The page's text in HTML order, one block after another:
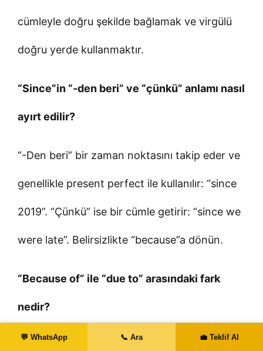
cümleyle doğru şekilde bağlamak ve virgülü
doğru yerde kullanmaktır.
“Since”in “-den beri” ve “çünkü” anlamı nasıl
ayırt edilir?
“-Den beri” bir zaman noktasını takip eder ve
genellikle present perfect ile kullanılır: “since
2019”. “Çünkü” ise bir cümle getirir: “since we
were late”. Belirsizlikte “because”a dönün.
“Because of” ile “due to” arasındaki fark
nedir?
İkisi de isim/isim öbeğiyle kullanılır. “Because
💬 WhatsApp 📞 Ara 💼 Teklif Al